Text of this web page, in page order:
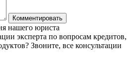
нашего юриста
эксперта по вопросам кредитов,
Звоните, все консультации